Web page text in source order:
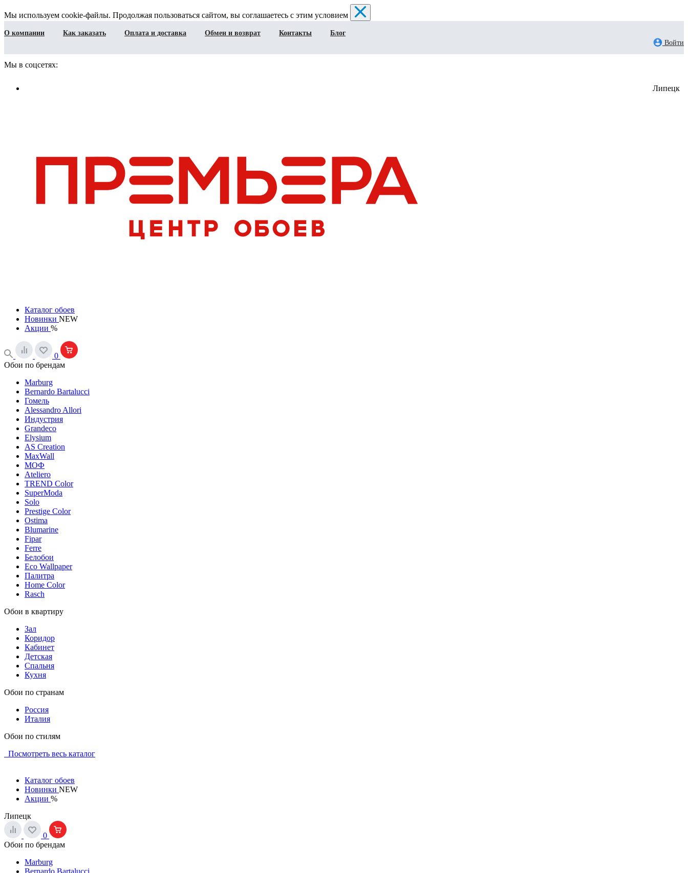
Мы используем cookie-файлы. Продолжая пользоваться сайтом, вы соглашаетесь с этим условием
О компании Как заказать Оплата и доставка Обмен и возврат Контакты
Блог
Войти
Мы в соцсетях:
Липецк
Каталог обоев
Новинки NEW
Акции %
0
Обои по брендам
Marburg
Bernardo Bartalucci
Гомель
Alessandro Allori
Индустрия
Grandeco
Elysium
AS Creation
MaxWall
МОФ
Ateliero
TREND Color
SuperModa
Solo
Prestige Color
Ostima
Blumarine
Fipar
Ferre
Белобои
Eco Wallpaper
Палитра
Home Color
Rasch
Обои в квартиру
Зал
Коридор
Кабинет
Детская
Спальня
Кухня
Обои по странам
Россия
Италия
Обои по стилям
Посмотреть весь каталог
Каталог обоев
Новинки NEW
Акции %
Липецк
0
Обои по брендам
Marburg